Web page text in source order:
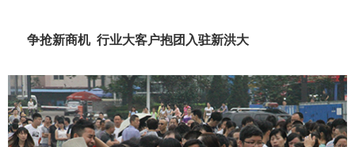
争抢新商机 行业大客户抱团入驻新洪大